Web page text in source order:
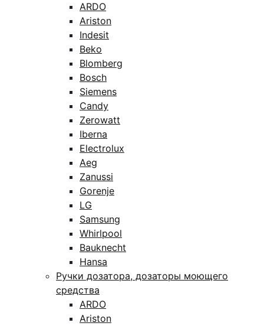
ARDO
Ariston
Indesit
Beko
Blomberg
Bosch
Siemens
Candy
Zerowatt
Iberna
Electrolux
Aeg
Zanussi
Gorenje
LG
Samsung
Whirlpool
Bauknecht
Hansa
Ручки дозатора, дозаторы моющего
средства
ARDO
Ariston